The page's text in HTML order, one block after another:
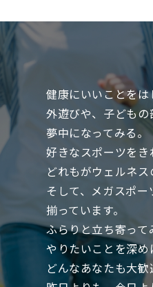
健康にいいことを
外遊びや、子ども
夢中になってみる。
好きなスポーツをき
どれもがウェルネス
そして、メガスポ
揃っています。
ふらりと立ち寄って
やりたいことを深
どんなあなたも大歓